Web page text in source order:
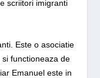
scriitori imigranti
Este o asociatie
functioneaza de
Emanuel este in